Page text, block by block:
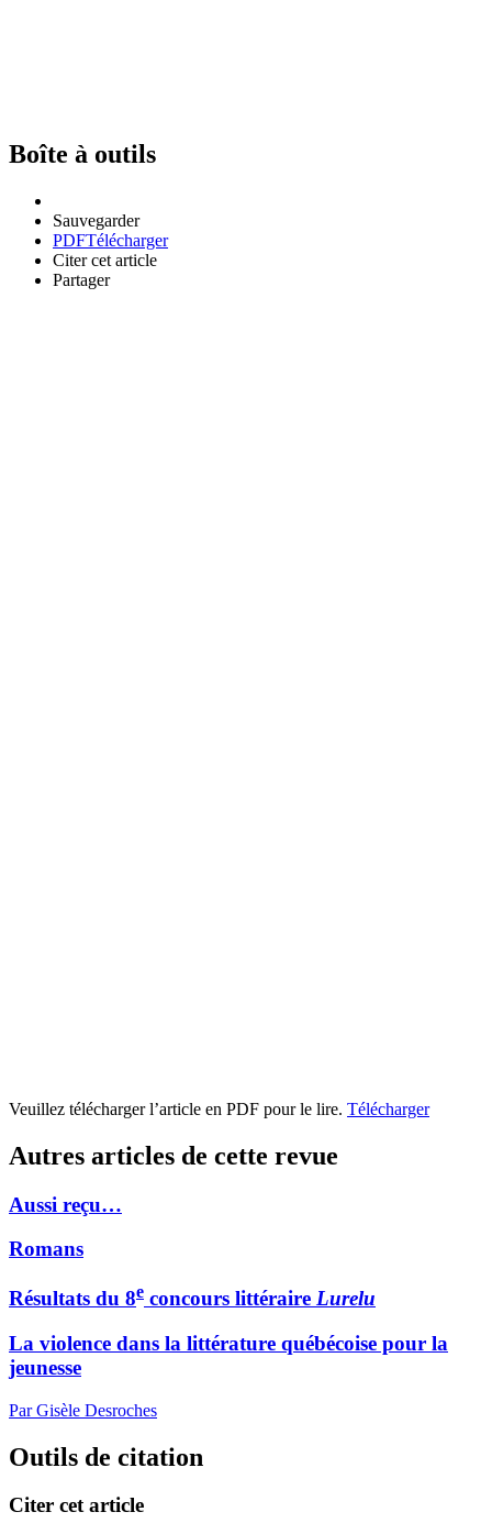
Boîte à outils
Sauvegarder
PDFTélécharger
Citer cet article
Partager
Veuillez télécharger l’article en PDF pour le lire. Télécharger
Autres articles de cette revue
Aussi reçu…
Romans
Résultats du 8e concours littéraire Lurelu
La violence dans la littérature québécoise pour la
jeunesse
Par Gisèle Desroches
Outils de citation
Citer cet article